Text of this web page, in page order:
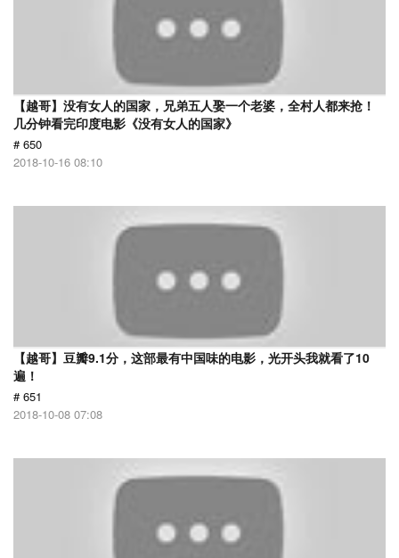
【越哥】没有女人的国家，兄弟五人娶一个老婆，全村人都来抢！
几分钟看完印度电影《没有女人的国家》
# 650
2018-10-16 08:10
【越哥】豆瓣9.1分，这部最有中国味的电影，光开头我就看了10
遍！
# 651
2018-10-08 07:08